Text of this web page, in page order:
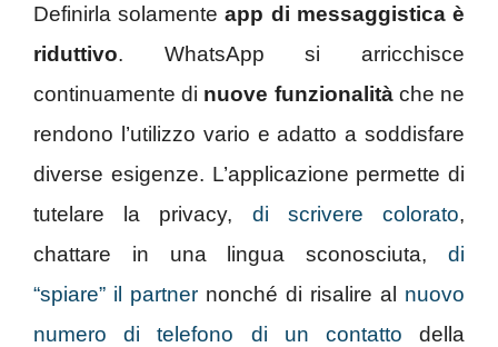
Definirla solamenteapp di messaggistica è
riduttivo. WhatsApp si arricchisce
continuamente di nuove funzionalitàche ne
rendono l’utilizzo vario e adatto a soddisfare
diverse esigenze. L’applicazione permette di
tutelare la privacy, di scrivere colorato,
chattare in una lingua sconosciuta, di
“spiare” il partner nonché di risalire al nuovo
numero di telefono di un contatto della